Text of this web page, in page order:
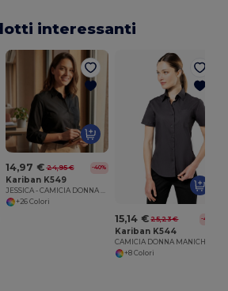
interessanti
14,97 € 24,95 € -40%
Kariban K549
+26 Colori
15,14 € 25,23 € -40%
Kariban K544
+8 Colori